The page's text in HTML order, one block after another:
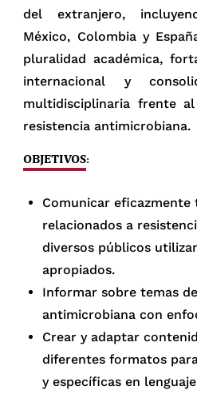
del extranjero,
México, Colombia y
pluralidad académica,
internacional y
multidisciplinaria frente
resistencia antimicrobiana.
OBJETIVOS:
Comunicar
relacionados a
diversos públicos
apropiados.
Informar sobre temas
antimicrobiana con
Crear y adaptar
diferentes formatos
y específicas en